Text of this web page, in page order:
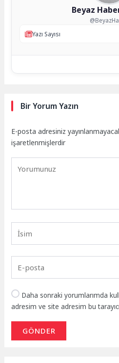
Beyaz
Yazı Sayısı
Bir Yorum Yazın
E-posta adresiniz
işaretlenmişlerdir
Daha sonraki yorumlarımda
adresim ve site adresim bu
GÖNDER